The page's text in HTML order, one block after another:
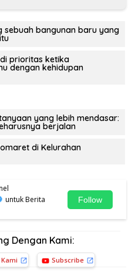
sebuah bangunan baru yang
prioritas ketika
dengan kehidupan
yang lebih mendasar:
berjalan
di Kelurahan
untuk Berita
Follow
Dengan Kami:
Subscribe